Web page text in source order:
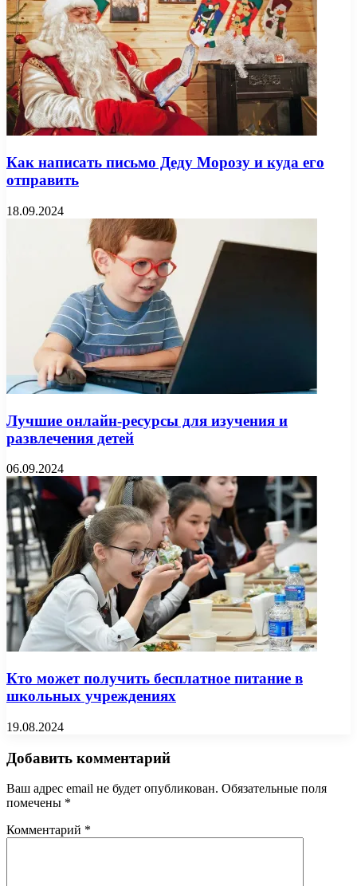
Как написать письмо Деду Морозу и куда его
отправить
18.09.2024
Лучшие онлайн-ресурсы для изучения и
развлечения детей
06.09.2024
Кто может получить бесплатное питание в
школьных учреждениях
19.08.2024
Добавить комментарий
Ваш адрес email не будет опубликован. Обязательные поля
помечены *
Комментарий *